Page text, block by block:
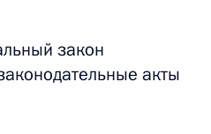
закон
акты